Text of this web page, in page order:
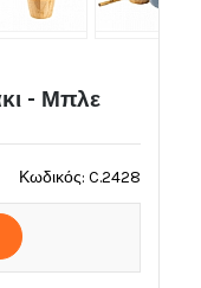
- Μπλε
Κωδικός: C.2428